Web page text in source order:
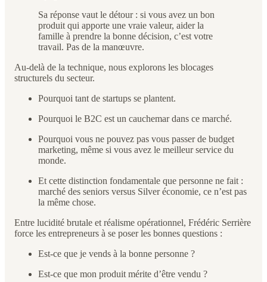
Sa réponse vaut le détour : si vous avez un bon
produit qui apporte une vraie valeur, aider la
famille à prendre la bonne décision, c’est votre
travail. Pas de la manœuvre.
Au-delà de la technique, nous explorons les blocages
structurels du secteur.
Pourquoi tant de startups se plantent.
Pourquoi le B2C est un cauchemar dans ce marché.
Pourquoi vous ne pouvez pas vous passer de budget
marketing, même si vous avez le meilleur service du
monde.
Et cette distinction fondamentale que personne ne fait :
marché des seniors versus Silver économie, ce n’est pas
la même chose.
Entre lucidité brutale et réalisme opérationnel, Frédéric Serrière
force les entrepreneurs à se poser les bonnes questions :
Est-ce que je vends à la bonne personne ?
Est-ce que mon produit mérite d’être vendu ?